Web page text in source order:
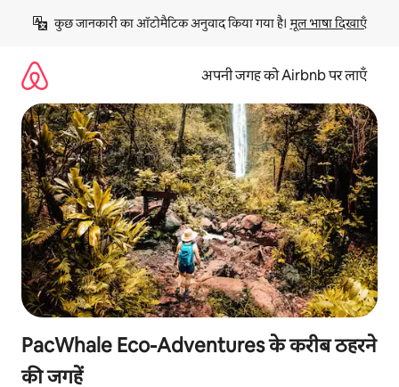
छोड़कर
कॉन्टेंट
कुछ जानकारी का ऑटोमैटिक अनुवाद किया गया है। मूल भाषा दिखाएँ
अपनी जगह को Airbnb पर लाएँ
PacWhale Eco-Adventures के करीब ठहरने
की जगहें